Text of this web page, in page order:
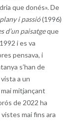
que donés». De
i passió(1996)
d’un paisatgeque
i es va
pensava, i
s’han de
a un
mitjançant
de 2022 ha
mai fins ara